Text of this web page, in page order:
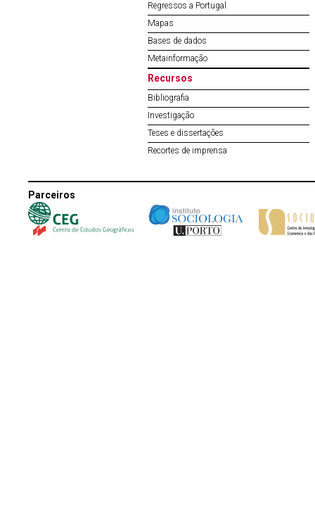
Regressos a Portugal
Mapas
Bases de dados
Metainformação
Recursos
Bibliografia
Investigação
Teses e dissertações
Recortes de imprensa
Parceiros